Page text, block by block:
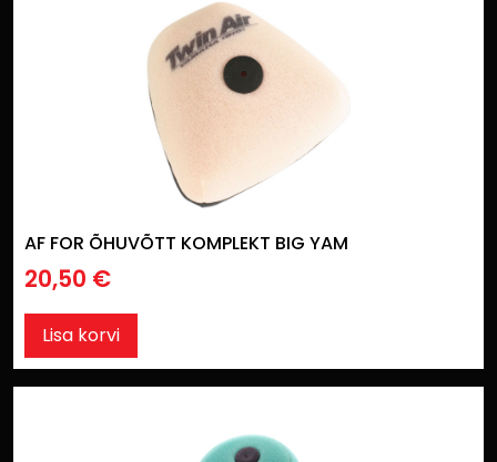
AF FOR ÕHUVÕTT KOMPLEKT BIG YAM
20,50 €
Lisa korvi